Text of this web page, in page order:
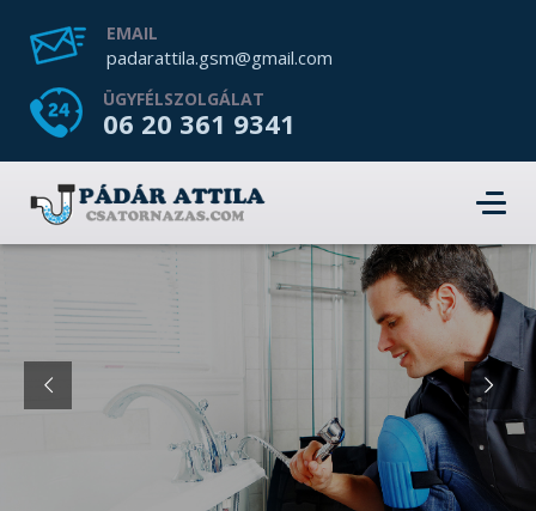
EMAIL
padarattila.gsm@gmail.com
ÜGYFÉLSZOLGÁLAT
06 20 361 9341